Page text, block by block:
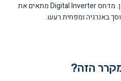
קבועה ולהאריך את חיי המדף של המזון. מדחס Digital Inverter מתאים את
באנרגיה ומפחית רעש.
הזה?